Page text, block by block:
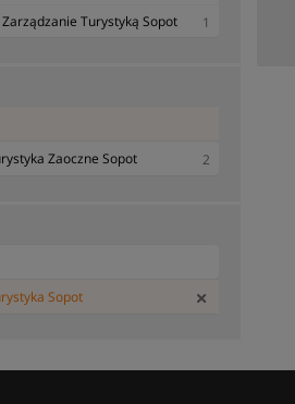
Turystyką Sopot
1
Zaoczne Sopot
2
Sopot